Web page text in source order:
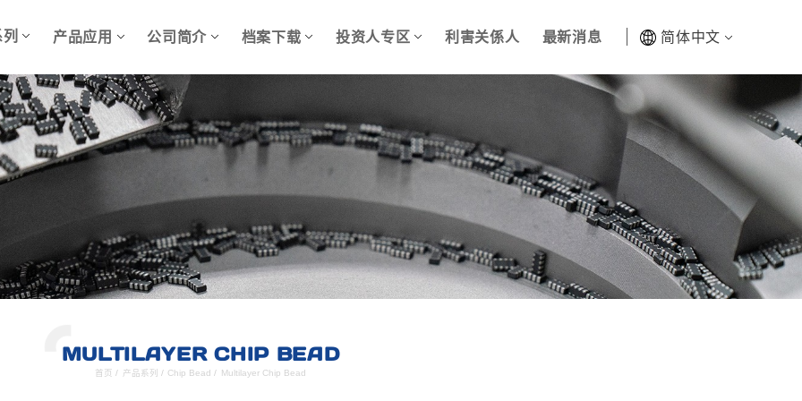
产品应用 公司简介 档案下载 投资人专区 利害关係人 最新消息 简体中文
MULTILAYER CHIP BEAD
首页/ 产品系列 / Chip Bead/ Multilayer Chip Bead